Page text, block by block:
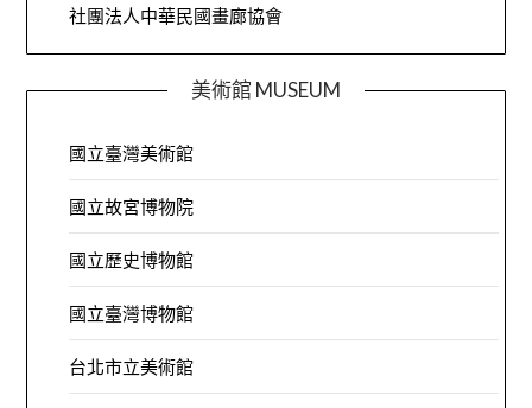
社團法人中華民國畫廊協會
美術館 MUSEUM
國立臺灣美術館
國立故宮博物院
國立歷史博物館
國立臺灣博物館
台北市立美術館